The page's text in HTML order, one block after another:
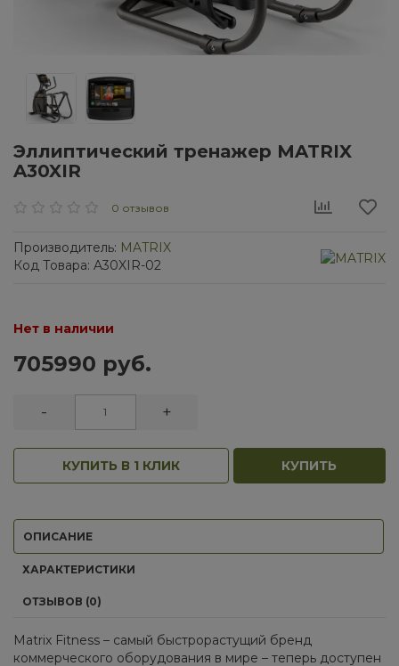
Эллиптический тренажер MATRIX
A30XIR
0 отзывов
Производитель: MATRIX
Код Товара: A30XIR-02
Нет в наличии
705990 руб.
- +
КУПИТЬ В 1 КЛИК КУПИТЬ
ОПИСАНИЕ
ХАРАКТЕРИСТИКИ
ОТЗЫВОВ (0)
Matrix Fitness – самый быстрорастущий бренд
коммерческого оборудования в мире – теперь доступен